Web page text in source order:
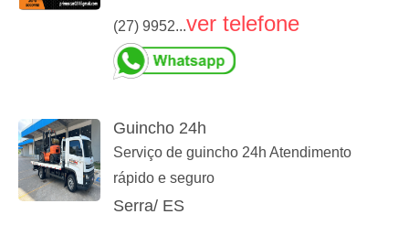
(27) 9952...ver telefone
Guincho 24h
Serviço de guincho 24h Atendimento
rápido e seguro
Serra/ ES